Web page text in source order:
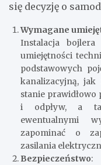
się decyzję o
Wymagane
Instalacja
umiejętności
podstawowych
kanalizacyjną,
stanie prawidłowo
i odpływ, a
ewentualnymi
zapominać o
zasilania
Bezpieczeństwo: